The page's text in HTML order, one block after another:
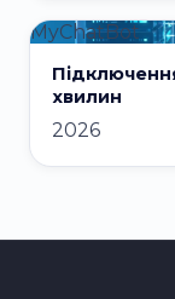
MyChatBot
хвилин
2026